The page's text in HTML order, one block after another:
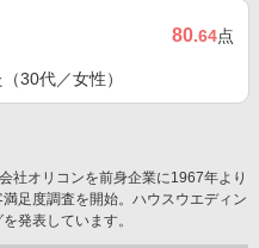
80.64点
30代／女性）
社オリコンを前身企業に1967年より
足度調査を開始。ハウスウエディン
発表しています。